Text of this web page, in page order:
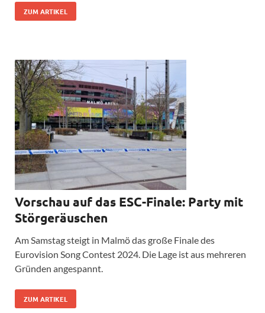
ZUM ARTIKEL
Vorschau auf das ESC-Finale: Party mit
Störgeräuschen
Am Samstag steigt in Malmö das große Finale des
Eurovision Song Contest 2024. Die Lage ist aus mehreren
Gründen angespannt.
ZUM ARTIKEL